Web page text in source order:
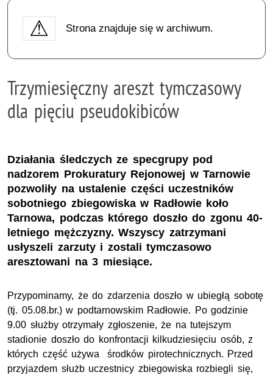
Strona znajduje się w archiwum.
Trzymiesięczny areszt tymczasowy
dla pięciu pseudokibiców
Działania śledczych ze specgrupy pod
nadzorem Prokuratury Rejonowej w Tarnowie
pozwoliły na ustalenie części uczestników
sobotniego zbiegowiska w Radłowie koło
Tarnowa, podczas którego doszło do zgonu 40-
letniego mężczyzny. Wszyscy zatrzymani
usłyszeli zarzuty i zostali tymczasowo
aresztowani na 3 miesiące.
Przypominamy, że do zdarzenia doszło w ubiegłą sobotę
(tj. 05.08.br.) w podtarnowskim Radłowie. Po godzinie
9.00 służby otrzymały zgłoszenie, że na tutejszym
stadionie doszło do konfrontacji kilkudziesięciu osób, z
których część używa środków pirotechnicznych. Przed
przyjazdem służb uczestnicy zbiegowiska rozbiegli się,